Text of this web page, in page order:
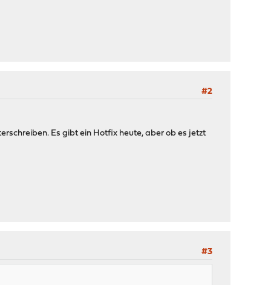
#2
Es gibt ein Hotfix heute, aber ob es jetzt
#3